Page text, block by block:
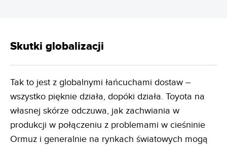
Skutki globalizacji
Tak to jest z globalnymi łańcuchami dostaw –
wszystko pięknie działa, dopóki działa. Toyota na
własnej skórze odczuwa, jak zachwiania w
produkcji w połączeniu z problemami w cieśninie
Ormuz i generalnie na rynkach światowych mogą